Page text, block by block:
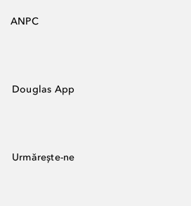
ANPC
Douglas App
Urmărește-ne